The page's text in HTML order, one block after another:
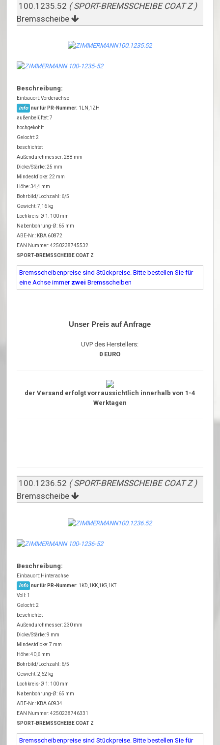
100.1235.52 ( SPORT-BREMSSCHEIBE COAT Z )
Bremsscheibe
Beschreibung:
Einbauort: Vorderachse
info nur für PR-Nummer: 1LN,1ZH
außenbelüftet: 7
hochgekohlt
Gelocht: 2
beschichtet
Außendurchmesser: 288 mm
Dicke/Stärke: 25 mm
Mindestdicke: 22 mm
Höhe: 34,4 mm
Bohrbild/Lochzahl: 6/5
Gewicht: 7,16 kg
Lochkreis-Ø 1: 100 mm
Nabenbohrung-Ø: 65 mm
ABE-Nr.: KBA 60872
EAN Nummer: 4250238745532
SPORT-BREMSSCHEIBE COAT Z
Bremsscheibenpreise sind Stückpreise. Bitte bestellen Sie für
eine Achse immer zwei Bremsscheiben
Unser Preis auf Anfrage
UVP des Herstellers:
0 EURO
der Versand erfolgt vorraussichtlich innerhalb von 1-4
Werktagen
100.1236.52 ( SPORT-BREMSSCHEIBE COAT Z )
Bremsscheibe
Beschreibung:
Einbauort: Hinterachse
info nur für PR-Nummer: 1KD,1KK,1KS,1KT
Voll: 1
Gelocht: 2
beschichtet
Außendurchmesser: 230 mm
Dicke/Stärke: 9 mm
Mindestdicke: 7 mm
Höhe: 40,6 mm
Bohrbild/Lochzahl: 6/5
Gewicht: 2,62 kg
Lochkreis-Ø 1: 100 mm
Nabenbohrung-Ø: 65 mm
ABE-Nr.: KBA 60934
EAN Nummer: 4250238746331
SPORT-BREMSSCHEIBE COAT Z
Bremsscheibenpreise sind Stückpreise. Bitte bestellen Sie für